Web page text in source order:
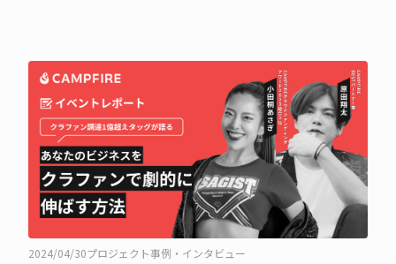
2024/04/30プロジェクト事例・インタビュー